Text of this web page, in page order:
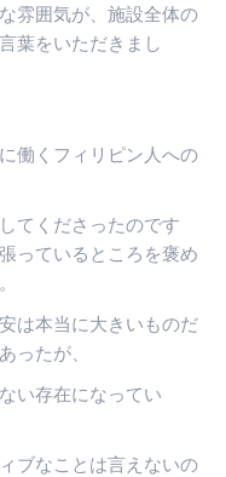
雰囲気が、施設全体の
葉をいただきまし
働くフィリピン人への
てくださったのです
っているところを褒め
は本当に大きいものだ
ったが、
い存在になってい
ブなことは言えないの